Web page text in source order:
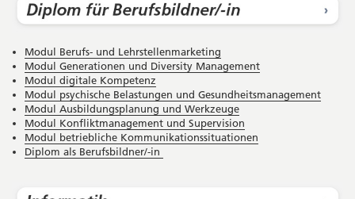
Modul Berufs- und Lehrstellenmarketing
Modul Generationen und Diversity Management
Modul digitale Kompetenz
Modul psychische Belastungen und Gesundheitsmanagement
Modul Ausbildungsplanung und Werkzeuge
Modul Konfliktmanagement und Supervision
Modul betriebliche Kommunikationssituationen
Diplom als Berufsbildner/-in